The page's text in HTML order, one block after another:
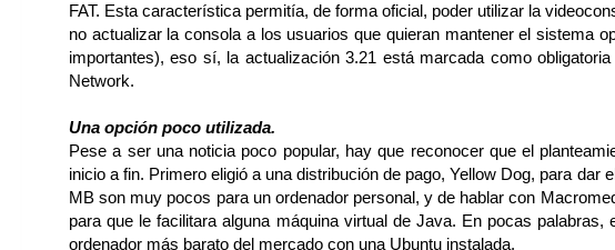
FAT. Esta característica permitía, de forma oficial, poder utilizar la
no actualizar la consola a los usuarios que quieran mantener el sistema
importantes), eso sí, la actualización 3.21 está marcada como
Network.
Una opción poco utilizada.
Pese a ser una noticia poco popular, hay que reconocer que el
inicio a fin. Primero eligió a una distribución de pago, Yellow Dog, para dar
MB son muy pocos para un ordenador personal, y de hablar con
para que le facilitara alguna máquina virtual de Java. En pocas
ordenador más barato del mercado con una Ubuntu instalada.